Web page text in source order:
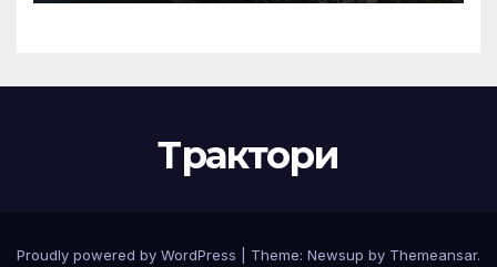
Трактори
Proudly powered by WordPress Theme: Newsup by Themeansar.